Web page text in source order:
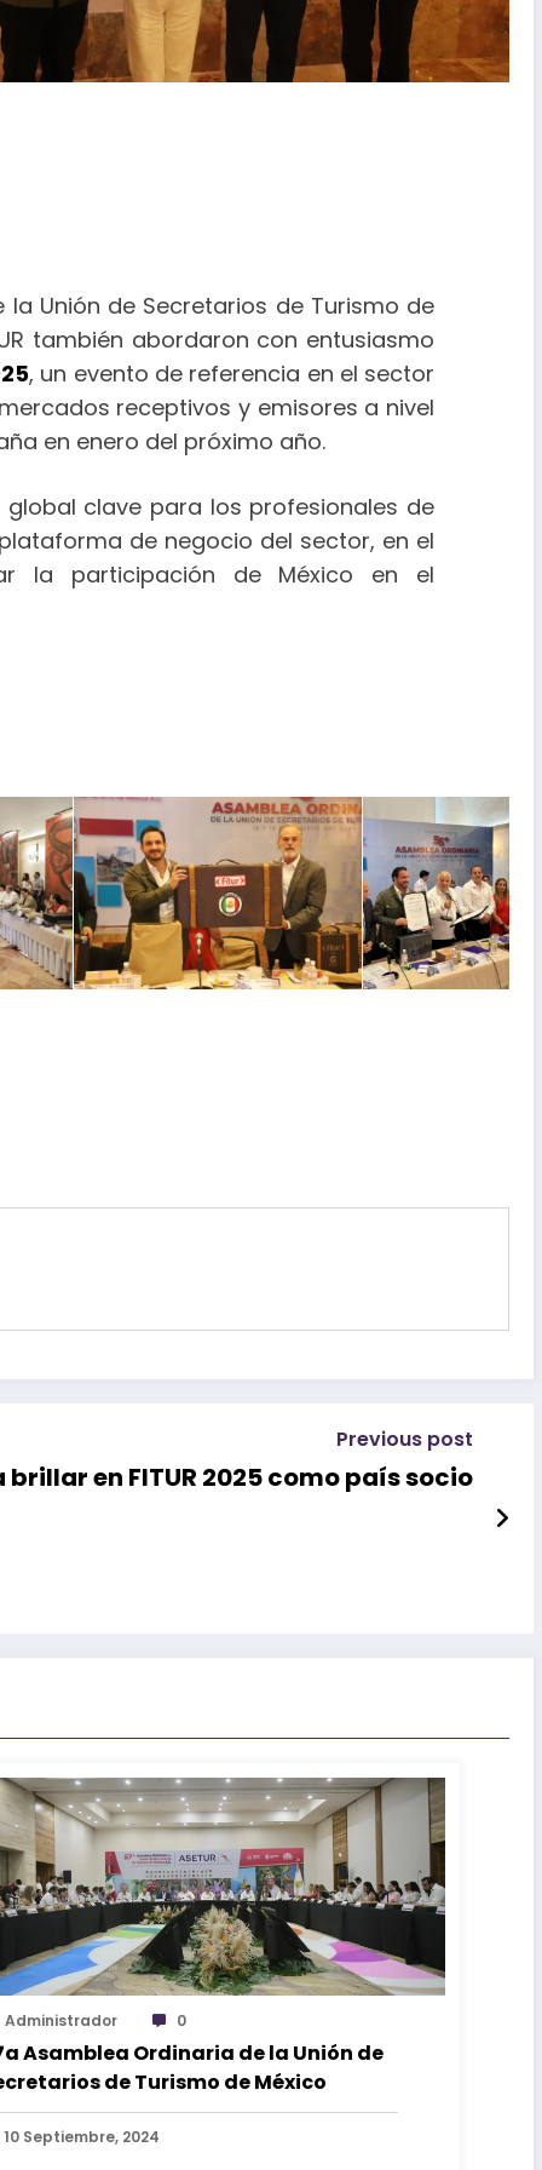
la Unión de Secretarios de Turismo de
también abordaron con entusiasmo
, un evento de referencia en el sector
receptivos y emisores a nivel
en enero del próximo año.
global clave para los profesionales de
de negocio del sector, en el
la participación de México en el
Previous post
en FITUR 2025 como país socio
Administrador 0
Asamblea Ordinaria de la Unión de
de Turismo de México
10 Septiembre, 2024